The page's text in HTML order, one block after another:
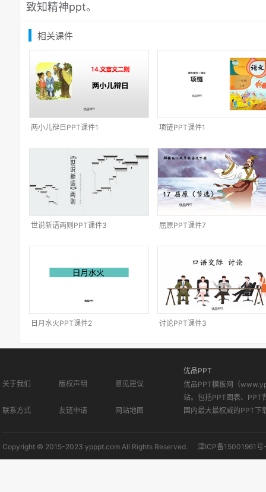
致知精神ppt。
相关课件
两小儿辩日PPT课件1 项链PPT课件1
世说新语两则PPT课件3 屈原PPT课件7
日月水火PPT课件2 讨论PPT课件3
关于我们 版权声明 意见建议
联系方式 友链申请 网站地图
优品PPT
优品PPT模板网（
站。包括PPT图表、PPT
国内最大最权威的PPT下
Copyright © 2015-2023 ypppt.com All Rights Reserved. 津ICP备15001961号